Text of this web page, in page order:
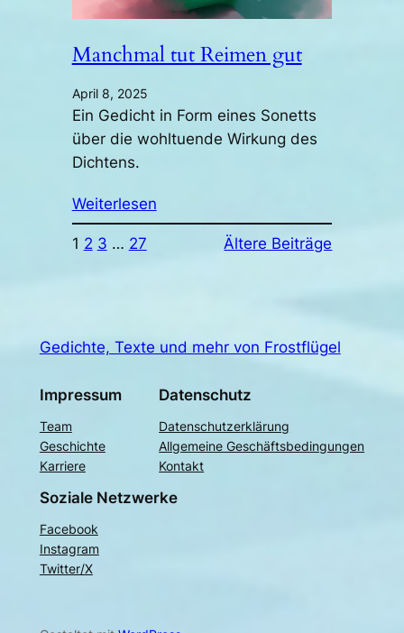
Manchmal tut Reimen gut
April 8, 2025
Ein Gedicht in Form eines Sonetts
über die wohltuende Wirkung des
Dichtens.
Weiterlesen
1 2 3 … 27 Ältere Beiträge
Gedichte, Texte und mehr von Frostflügel
Impressum
Team
Geschichte
Karriere
Datenschutz
Datenschutzerklärung
Allgemeine Geschäftsbedingungen
Kontakt
Soziale Netzwerke
Facebook
Instagram
Twitter/X